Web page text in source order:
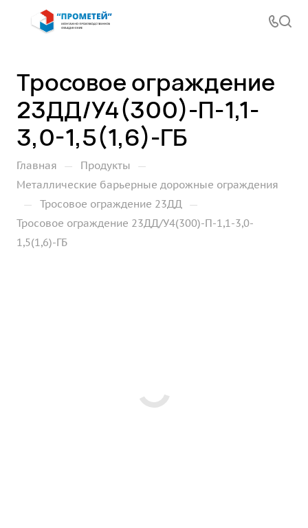
Тросовое ограждение
23ДД/У4(300)-П-1,1-
3,0-1,5(1,6)-ГБ
Главная — Продукты —
Металлические барьерные дорожные ограждения
— Тросовое ограждение 23ДД —
Тросовое ограждение 23ДД/У4(300)-П-1,1-3,0-
1,5(1,6)-ГБ